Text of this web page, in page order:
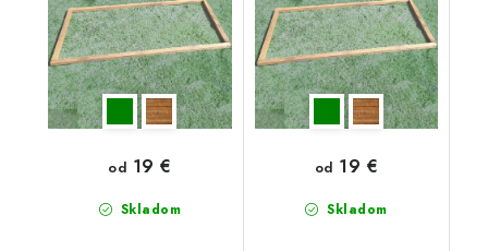
Skladom
od 19 €
Skladom
od 19 €